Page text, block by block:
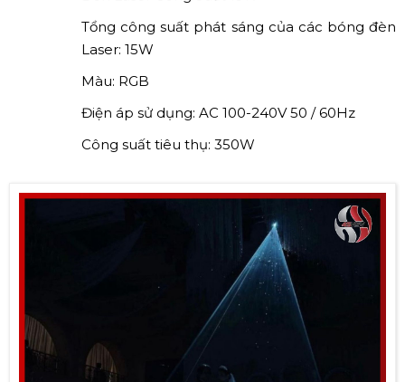
Tổng công suất phát sáng của các bóng đèn
Laser: 15W
Màu: RGB
Điện áp sử dụng: AC 100-240V 50 / 60Hz
Công suất tiêu thụ: 350W